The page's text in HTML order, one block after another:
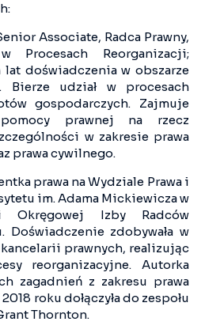
Associate, Radca Prawny,
Procesach Reorganizacji;
doświadczenia w obszarze
Bierze udział w procesach
gospodarczych. Zajmuje
prawnej na rzecz
w zakresie prawa
prawa cywilnego.
prawa na Wydziale Prawa i
im. Adama Mickiewicza w
Okręgowej Izby Radców
Doświadczenie zdobywała w
prawnych, realizując
reorganizacyjne. Autorka
zagadnień z zakresu prawa
roku dołączyła do zespołu
Thornton.